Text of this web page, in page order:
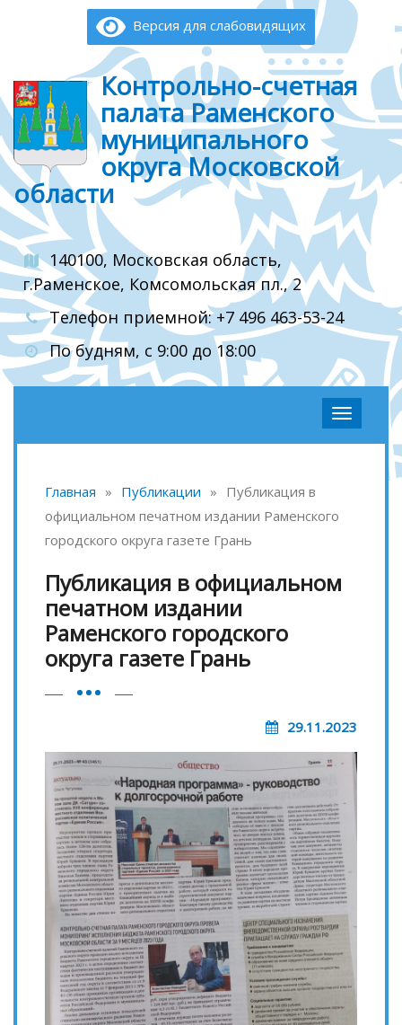
Версия для слабовидящих
Контрольно-счетная
палата Раменского
муниципального
округа Московской
области
140100, Московская область,
г.Раменское, Комсомольская пл., 2
Телефон приемной: +7 496 463-53-24
По будням, с 9:00 до 18:00
Главная » Публикации » Публикация в
официальном печатном издании Раменского
городского округа газете Грань
Публикация в официальном
печатном издании
Раменского городского
округа газете Грань
29.11.2023